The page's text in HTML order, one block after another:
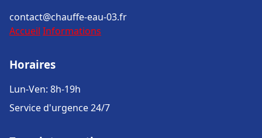
contact@chauffe-eau-03.fr
Accueil Informations
Horaires
Lun-Ven: 8h-19h
Service d'urgence 24/7